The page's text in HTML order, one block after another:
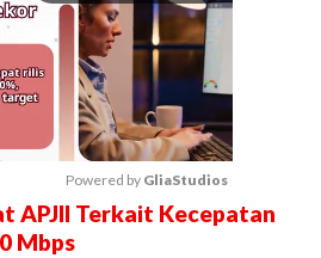
M
Powered by GliaStudios
APJII Terkait Kecepatan
Mbps